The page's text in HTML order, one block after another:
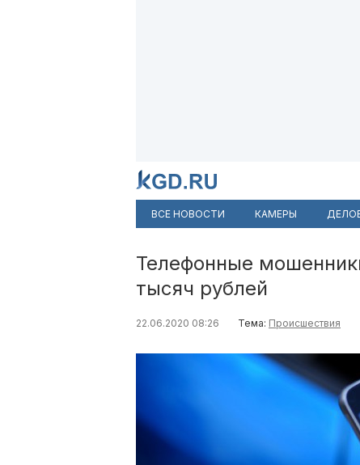
ВСЕ НОВОСТИ КАМЕРЫ
Телефонные
тысяч рублей
22.06.2020 08:26 Тема: Происшествия